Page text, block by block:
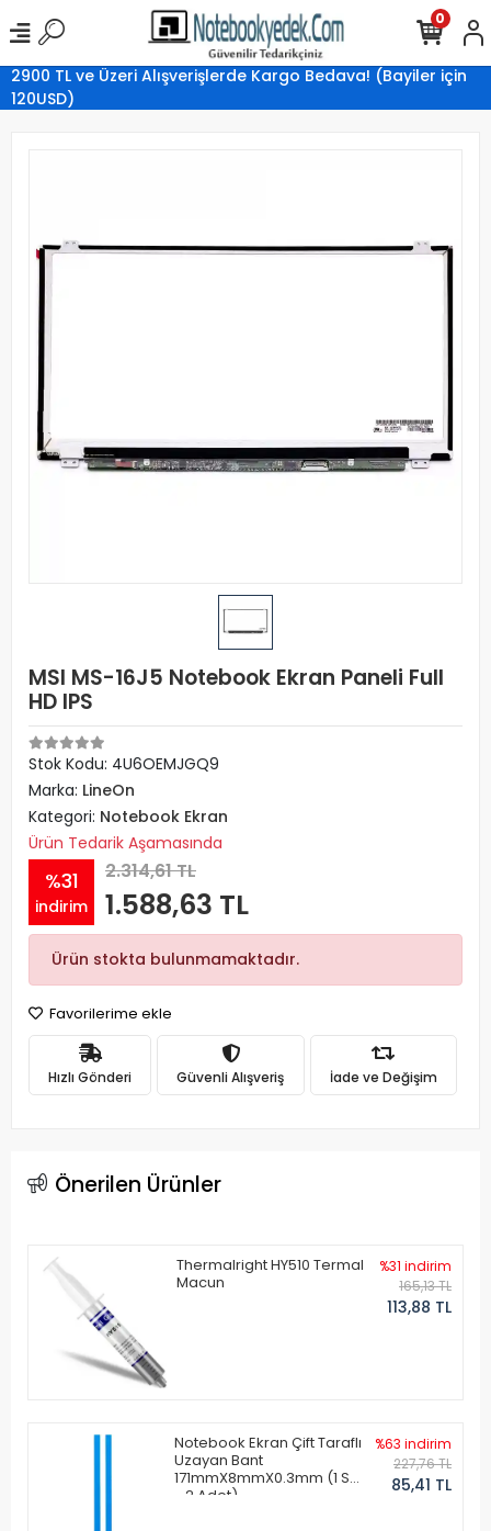
2900 TL ve Üzeri Alışverişlerde Kargo Bedava! (Bayiler için
120USD)
0
MSI MS-16J5 Notebook Ekran Paneli Full
HD IPS
Stok Kodu: 4U6OEMJGQ9
Marka: LineOn
Kategori: Notebook Ekran
Ürün Tedarik Aşamasında
%31
indirim
2.314,61 TL
1.588,63 TL
Ürün stokta bulunmamaktadır.
Favorilerime ekle
Hızlı Gönderi Güvenli Alışveriş İade ve Değişim
Önerilen Ürünler
Thermalright HY510 Termal
Macun
%31 indirim
165,13 TL
113,88 TL
Notebook Ekran Çift Taraflı
Uzayan Bant
171mmX8mmX0.3mm (1 Set
- 2 Adet)
%63 indirim
227,76 TL
85,41 TL